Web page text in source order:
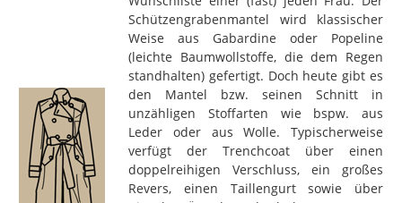
Schützengrabenmantel wird klassischer
Weise aus Gabardine oder Popeline
(leichte Baumwollstoffe, die dem Regen
standhalten) gefertigt. Doch heute gibt es
den Mantel bzw. seinen Schnitt in
unzähligen Stoffarten wie bspw. aus
Leder oder aus Wolle. Typischerweise
verfügt der Trenchcoat über einen
doppelreihigen Verschluss, ein großes
Revers, einen Taillengurt sowie über